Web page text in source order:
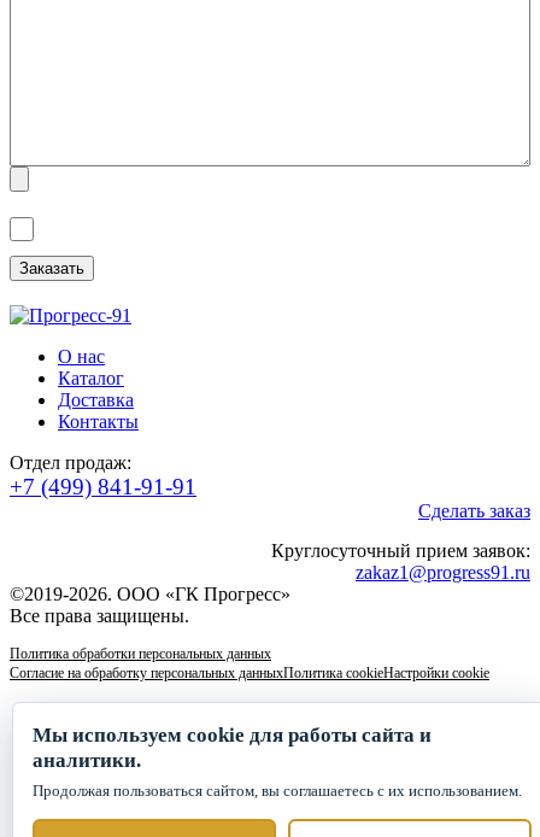
О нас
Каталог
Доставка
Контакты
Отдел продаж:
+7 (499) 841-91-91
Сделать заказ
Круглосуточный прием заявок:
zakaz1@progress91.ru
©2019-2026. ООО «ГК Прогресс»
Все права защищены.
Политика обработки персональных данных
Согласие на обработку персональных данныхПолитика cookieНастройки cookie
Мы используем cookie для работы сайта и
аналитики.
Продолжая пользоваться сайтом, вы соглашаетесь с их использованием.